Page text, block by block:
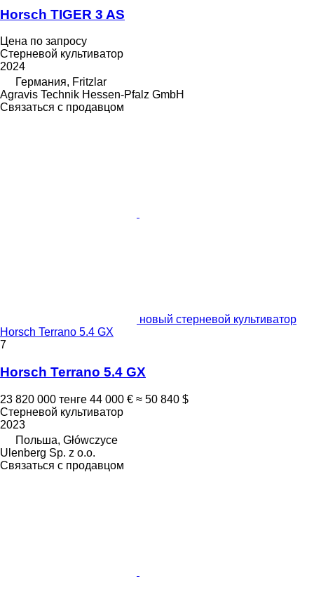
Horsch TIGER 3 AS
Цена по запросу
Стерневой культиватор
2024
Германия, Fritzlar
Agravis Technik Hessen-Pfalz GmbH
Связаться с продавцом
новый стерневой культиватор
Horsch Terrano 5.4 GX
7
Horsch Terrano 5.4 GX
23 820 000 тенге 44 000 € ≈ 50 840 $
Стерневой культиватор
2023
Польша, Główczyce
Ulenberg Sp. z o.o.
Связаться с продавцом